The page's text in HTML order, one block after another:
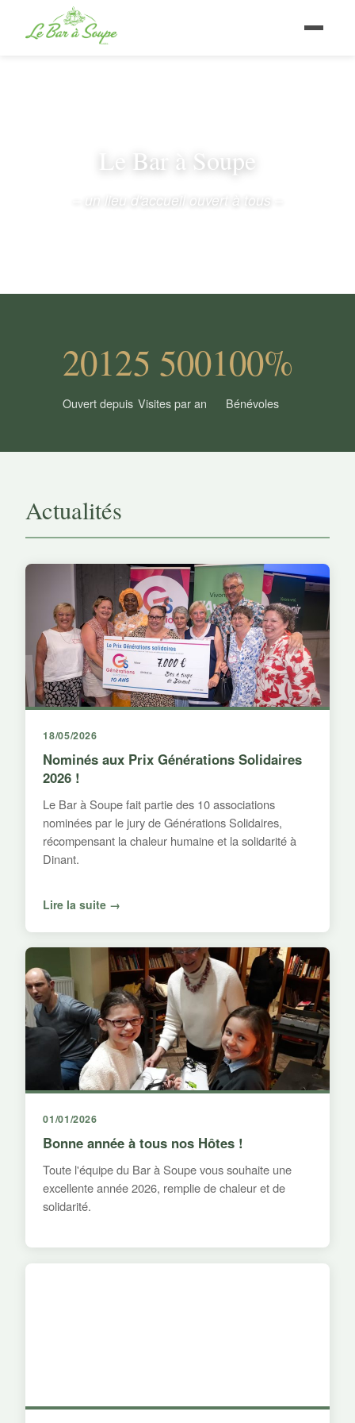
Le Bar à Soupe
– un lieu d'accueil ouvert à tous –
2012
Ouvert depuis
5 500
Visites par an
100%
Bénévoles
Actualités
18/05/2026
Nominés aux Prix Générations Solidaires
2026 !
Le Bar à Soupe fait partie des 10 associations
nominées par le jury de Générations Solidaires,
récompensant la chaleur humaine et la solidarité à
Dinant.
Lire la suite →
01/01/2026
Bonne année à tous nos Hôtes !
Toute l'équipe du Bar à Soupe vous souhaite une
excellente année 2026, remplie de chaleur et de
solidarité.